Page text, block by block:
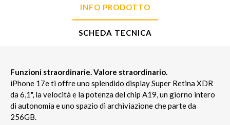
INFO PRODOTTO
SCHEDA TECNICA
Funzioni straordinarie. Valore straordinario.
iPhone 17e ti offre uno splendido display Super Retina XDR
da 6,1", la velocità e la potenza del chip A19, un giorno intero
di autonomia e uno spazio di archiviazione che parte da
256GB.